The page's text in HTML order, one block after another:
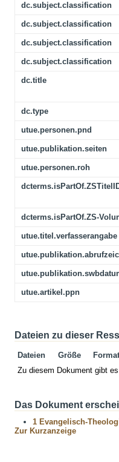
dc.subject.classification
dc.subject.classification
dc.subject.classification
dc.subject.classification
dc.title
dc.type
utue.personen.pnd
utue.publikation.seiten
utue.personen.roh
dcterms.isPartOf.ZS-
utue.titel.verfasserangabe
utue.artikel.ppn
Dateien zu dieser
Dateien Größe
Format
Zu diesem Dokument gibt
Das Dokument
1 Evangelisch-
Zur Kurzanzeige